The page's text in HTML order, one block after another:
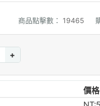
商品點擊數： 19465
+
價格